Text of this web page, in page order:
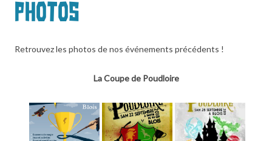
Photos
Retrouvez les photos de nos événements précédents !
La Coupe de Poudloire